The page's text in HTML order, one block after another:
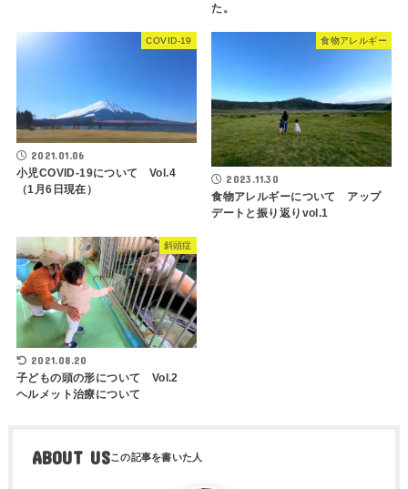
た。
COVID-19
2021.01.06
小児COVID-19について Vol.4
（1月6日現在）
食物アレルギー
2023.11.30
食物アレルギーについて アップ
デートと振り返りvol.1
斜頭症
2021.08.20
子どもの頭の形について Vol.2
ヘルメット治療について
ABOUT US